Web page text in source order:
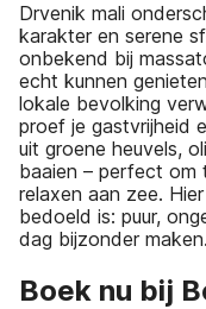
Drvenik mali
karakter en serene
onbekend bij
echt kunnen
lokale bevolking
proef je gastvrijheid
uit groene heuvels,
baaien – perfect
relaxen aan zee.
bedoeld is: puur,
dag bijzonder maken.
Boek nu bij